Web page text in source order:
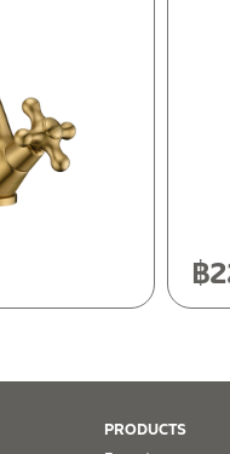
– Bangkok
Bangpongpang, Yannawa,
8668 / 091-545-0556
Chiangmai
Us ฿
PRODUCTS